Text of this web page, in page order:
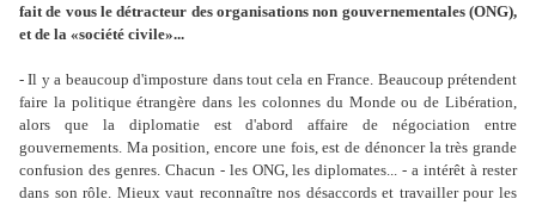
fait de vous le détracteur des organisations non gouvernementales (ONG),
et de la «société civile»...
- Il y a beaucoup d'imposture dans tout cela en France. Beaucoup prétendent
faire la politique étrangère dans les colonnes du Monde ou de Libération,
alors que la diplomatie est d'abord affaire de négociation entre
gouvernements. Ma position, encore une fois, est de dénoncer la très grande
confusion des genres. Chacun - les ONG, les diplomates... - a intérêt à rester
dans son rôle. Mieux vaut reconnaître nos désaccords et travailler pour les